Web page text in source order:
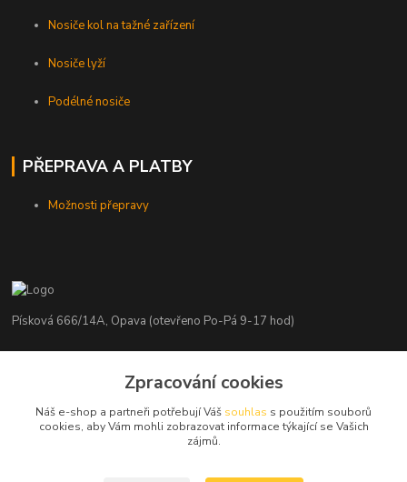
Nosiče kol na tažné zařízení
Nosiče lyží
Podélné nosiče
PŘEPRAVA A PLATBY
Možnosti přepravy
Písková 666/14A, Opava (otevřeno Po-Pá 9-17 hod)
+420 776 839 986
info@nosice.com
Zpracování cookies
Náš e-shop a partneři potřebují Váš souhlas s použitím souborů
cookies, aby Vám mohli zobrazovat informace týkající se Vašich
zájmů.